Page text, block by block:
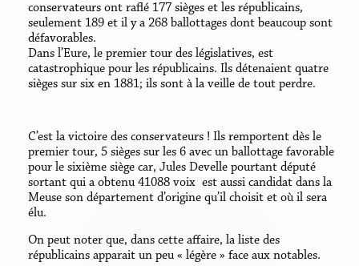
conservateurs ont raflé 177 sièges et les républicains,
seulement 189 et il y a 268 ballottages dont beaucoup sont
défavorables.
Dans l’Eure, le premier tour des législatives, est
catastrophique pour les républicains. Ils détenaient quatre
sièges sur six en 1881; ils sont à la veille de tout perdre.
C’est la victoire des conservateurs ! Ils remportent dès le
premier tour, 5 sièges sur les 6 avec un ballottage favorable
pour le sixième siège car, Jules Develle pourtant député
sortant qui a obtenu 41088 voix est aussi candidat dans la
Meuse son département d’origine qu’il choisit et où il sera
élu.
On peut noter que, dans cette affaire, la liste des
républicains apparait un peu « légère » face aux notables.